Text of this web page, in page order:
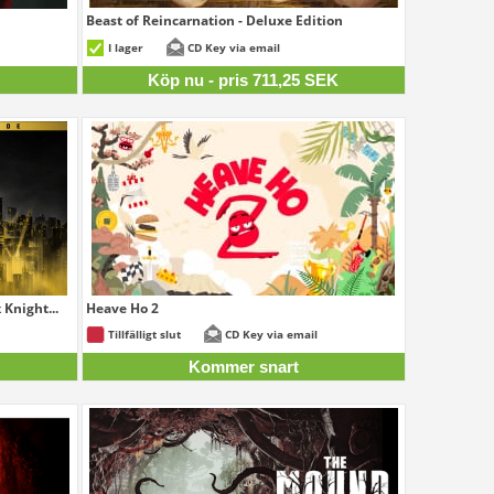
Beast of Reincarnation - Deluxe Edition
711,25 SEK
I lager CD Key via email
Köp nu - pris 711,25 SEK
Knight... Heave Ho 2
Tillfälligt slut CD Key via email
Kommer snart